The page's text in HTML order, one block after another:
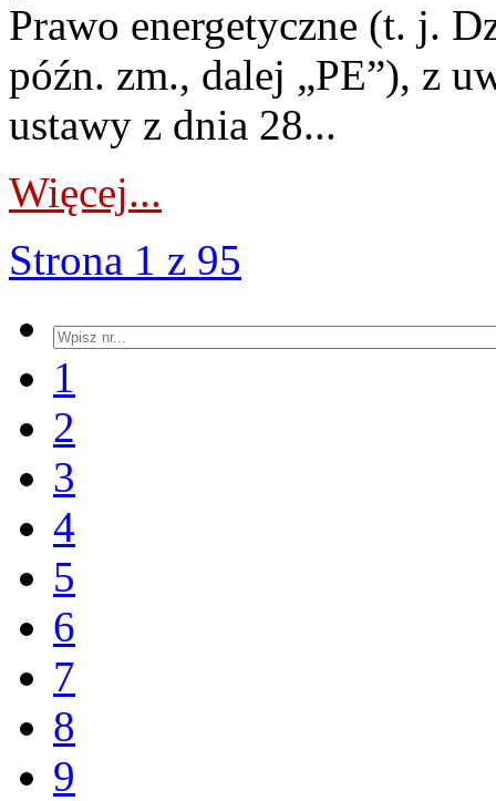
Prawo energetyczne (t. j.
późn. zm., dalej „PE”), z
ustawy z dnia 28...
Więcej...
Strona 1 z 95
1
2
3
4
5
6
7
8
9